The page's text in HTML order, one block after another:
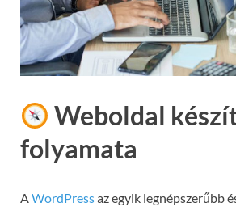
Weboldal
folyamata
AWordPressaz egyik legnépszerűbb